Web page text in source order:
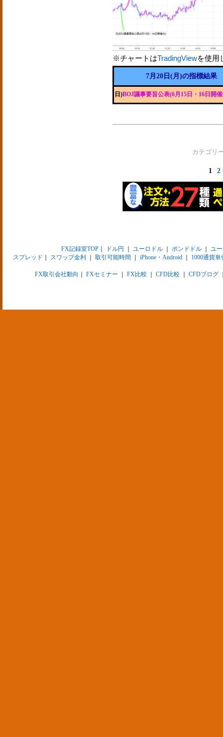
※チャートはTradingViewを使用
7月20日(月)の指標結果
日)BOJ議事要旨公表(6月15日・16日開
カテゴリ
1 2
FX記録室TOP｜ ドル円 ユーロドル｜ ポンドドル｜ ユ
スプレッド
スワップ金利 取引可能時間 iPhone・Android 1000通貨単
FX取引会社動向 FXセミナー FX比較 CFD比較 CFDブログ